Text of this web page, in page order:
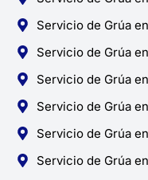
Servicio de Grúa
Servicio de Grúa
Servicio de Grúa
Servicio de Grúa
Servicio de Grúa
Servicio de Grúa